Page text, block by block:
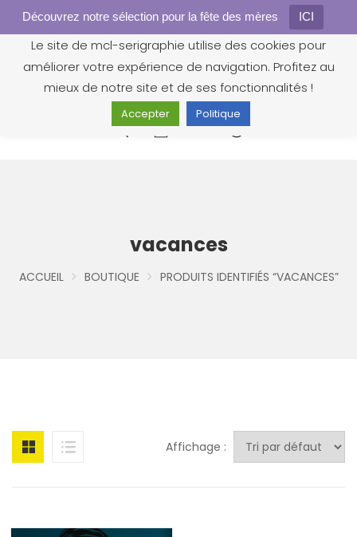
Découvrez notre sélection pour la fête des mères ICI
0
vacances
ACCUEIL BOUTIQUE PRODUITS IDENTIFIÉS “VACANCES”
Affichage :
Gestion des cookies
Le site de mcl-serigraphie utilise des cookies pour
améliorer votre expérience de navigation. Profitez au
mieux de notre site et de ses fonctionnalités !
Accepter Politique